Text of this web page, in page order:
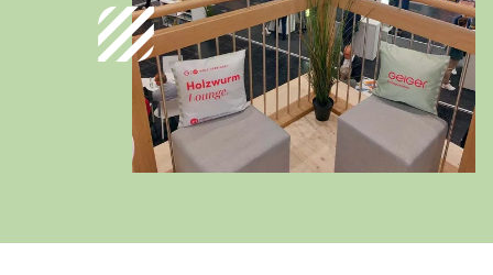
Deutsch
Österreich
Deutsch